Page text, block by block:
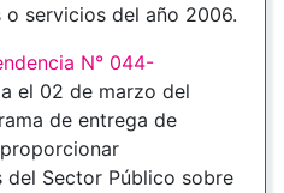
servicios del año 2006.
N° 044-
el 02 de marzo del
de entrega de
del Sector Público sobre